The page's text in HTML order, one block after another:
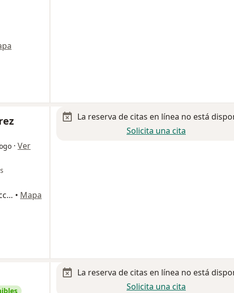
· Ver
Av. Homero 1339-Piso 2, Polanco II Seccion, Miguel Hidalgo • Mapa
La reserva de citas en línea no está
Solicita una cita
La reserva de citas en línea no está
Solicita una cita